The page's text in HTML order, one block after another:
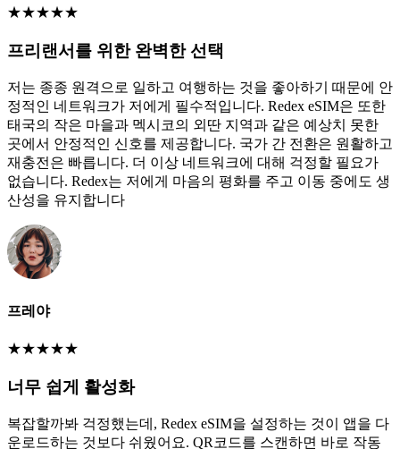
★★★★★
프리랜서를 위한 완벽한 선택
저는 종종 원격으로 일하고 여행하는 것을 좋아하기 때문에 안
정적인 네트워크가 저에게 필수적입니다. Redex eSIM은 또한
태국의 작은 마을과 멕시코의 외딴 지역과 같은 예상치 못한
곳에서 안정적인 신호를 제공합니다. 국가 간 전환은 원활하고
재충전은 빠릅니다. 더 이상 네트워크에 대해 걱정할 필요가
없습니다. Redex는 저에게 마음의 평화를 주고 이동 중에도 생
산성을 유지합니다
프레야
★★★★★
너무 쉽게 활성화
복잡할까봐 걱정했는데, Redex eSIM을 설정하는 것이 앱을 다
운로드하는 것보다 쉬웠어요. QR코드를 스캔하면 바로 작동